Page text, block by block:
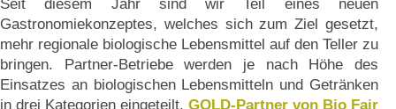
Seit diesem Jahr sind wir Teil eines neuen
Gastronomiekonzeptes, welches sich zum Ziel gesetzt,
mehr regionale biologische Lebensmittel auf den Teller zu
bringen. Partner-Betriebe werden je nach Höhe des
Einsatzes an biologischen Lebensmitteln und Getränken
in drei Kategorien eingeteilt. GOLD-Partner von Bio Fair